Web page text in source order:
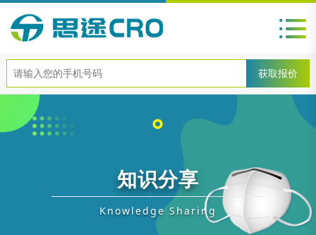
知识分享
Knowledge Sharing